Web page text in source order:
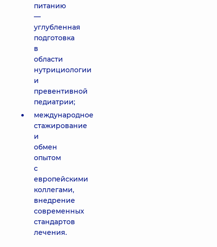
питанию
—
углубленная
подготовка
в
области
нутрициологии
и
превентивной
педиатрии;
международное
стажирование
и
обмен
опытом
с
европейскими
коллегами,
внедрение
современных
стандартов
лечения.